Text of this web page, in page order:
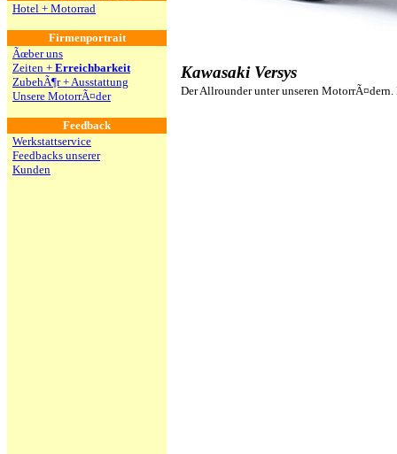
Hotel + Motorrad
Firmenportrait
Ãœber uns
Zeiten + Erreichbarkeit
ZubehÃ¶r + Ausstattung
Unsere MotorrÃ¤der
Feedback
Werkstattservice
Feedbacks unserer
Kunden
Kawasaki Versys
Der Allrounder unter unseren